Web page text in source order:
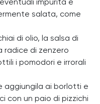
impurità e
salata, come
di olio, la salsa di
radice di zenzero
i pomodori e irrorali
aggiungila ai borlotti e
con un paio di pizzichi